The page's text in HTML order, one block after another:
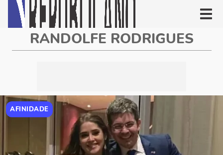
RANDOLFE RODRIGUES
AFINIDADE